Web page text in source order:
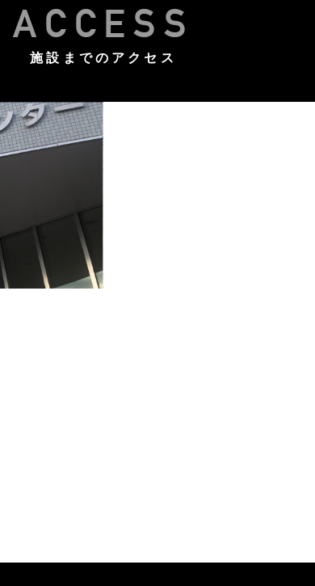
ACCESS
施設までのアクセス